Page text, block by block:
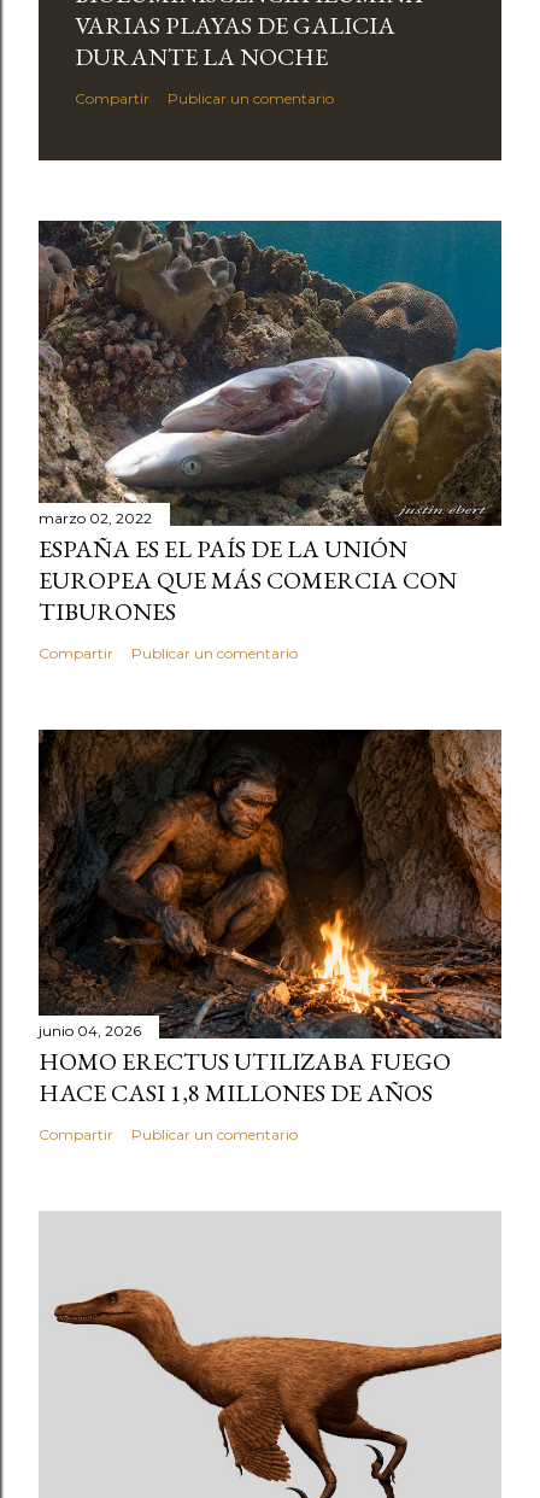
VARIAS PLAYAS DE GALICIA
DURANTE LA NOCHE
Compartir Publicar un comentario
marzo 02, 2022
ESPAÑA ES EL PAÍS DE LA UNIÓN
EUROPEA QUE MÁS COMERCIA CON
TIBURONES
Compartir Publicar un comentario
junio 04, 2026
HOMO ERECTUS UTILIZABA FUEGO
HACE CASI 1,8 MILLONES DE AÑOS
Compartir Publicar un comentario